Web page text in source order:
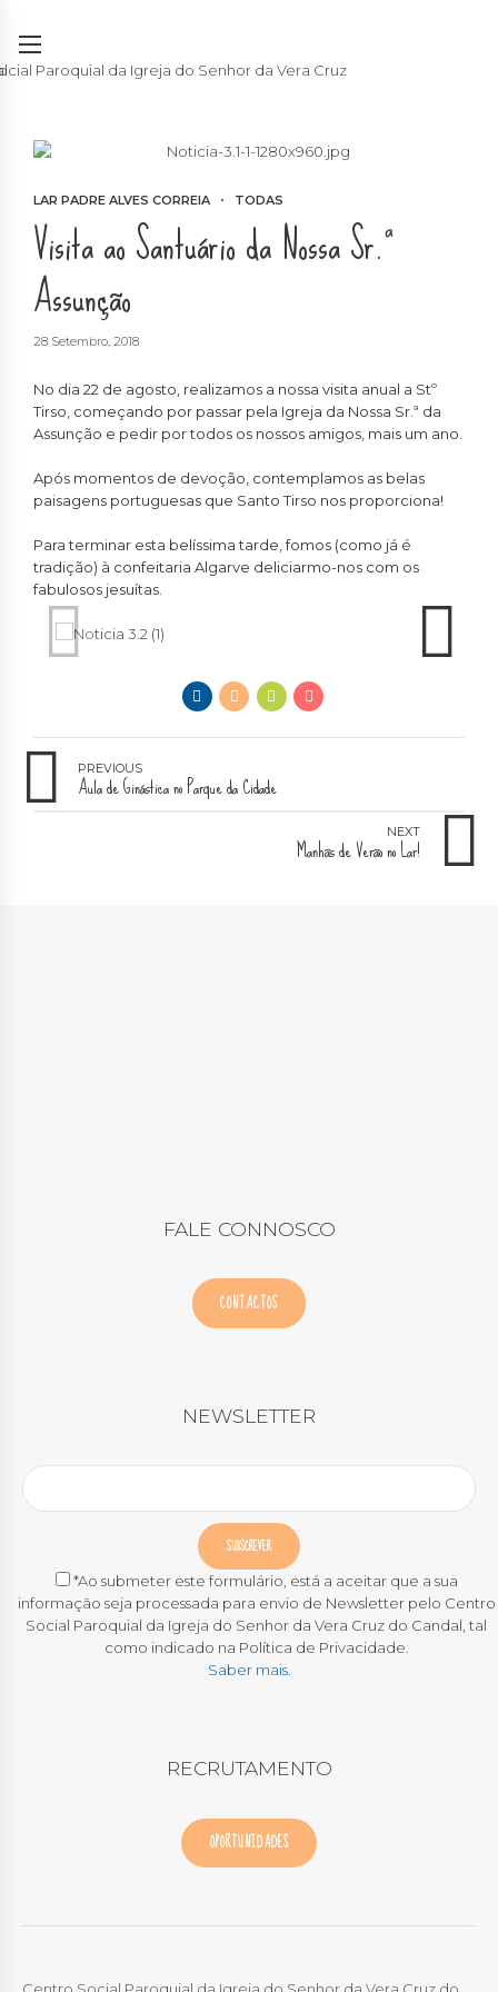
LAR PADRE ALVES CORREIA TODAS
Visita ao Santuário da Nossa Sr.ª
Assunção
28 Setembro, 2018
No dia 22 de agosto, realizamos a nossa visita anual a Stº
Tirso, começando por passar pela Igreja da Nossa Sr.ª da
Assunção e pedir por todos os nossos amigos, mais um ano.
Após momentos de devoção, contemplamos as belas
paisagens portuguesas que Santo Tirso nos proporciona!
Para terminar esta belíssima tarde, fomos (como já é
tradição) à confeitaria Algarve deliciarmo-nos com os
fabulosos jesuítas.
PREVIOUS
Aula de Ginástica no Parque da Cidade
NEXT
Manhãs de Verão no Lar!
FALE CONNOSCO
CONTACTOS
NEWSLETTER
*Ao submeter este formulário, está a aceitar que a sua
informação seja processada para envio de Newsletter pelo Centro
Social Paroquial da Igreja do Senhor da Vera Cruz do Candal, tal
como indicado na Política de Privacidade.
Saber mais.
RECRUTAMENTO
OPORTUNIDADES